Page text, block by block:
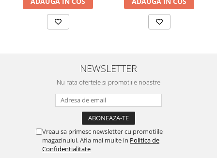
curatarea mainilor
Solutii si spray uri auto
Organizatoare si cutii pentru scule
Articole DYI si zugravit
Antidaunatori si insecticide
Camping, Gradina & Zone de
Accesorii pentru telefoane
Articole HoReCa
NEWSLETTER
Nu rata ofertele si promotiile noastre
Vreau sa primesc newsletter cu promotiile
magazinului. Afla mai multe in Politica de
Confidentialitate